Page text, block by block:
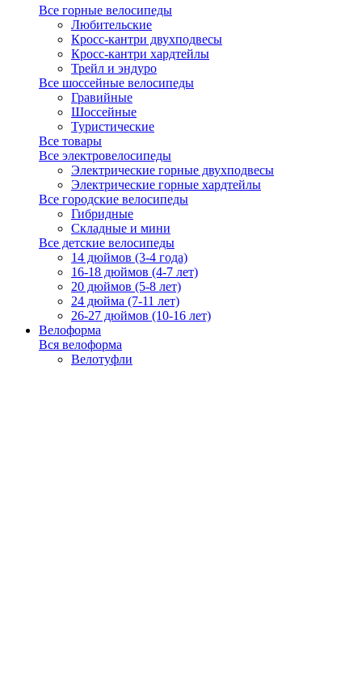
Все горные велосипеды
Любительские
Кросс-кантри двухподвесы
Кросс-кантри хардтейлы
Трейл и эндуро
Все шоссейные велосипеды
Гравийные
Шоссейные
Туристические
Все товары
Все электровелосипеды
Электрические горные двухподвесы
Электрические горные хардтейлы
Все городские велосипеды
Гибридные
Складные и мини
Все детские велосипеды
14 дюймов (3-4 года)
16-18 дюймов (4-7 лет)
20 дюймов (5-8 лет)
24 дюйма (7-11 лет)
26-27 дюймов (10-16 лет)
Велоформа
Вся велоформа
Велотуфли